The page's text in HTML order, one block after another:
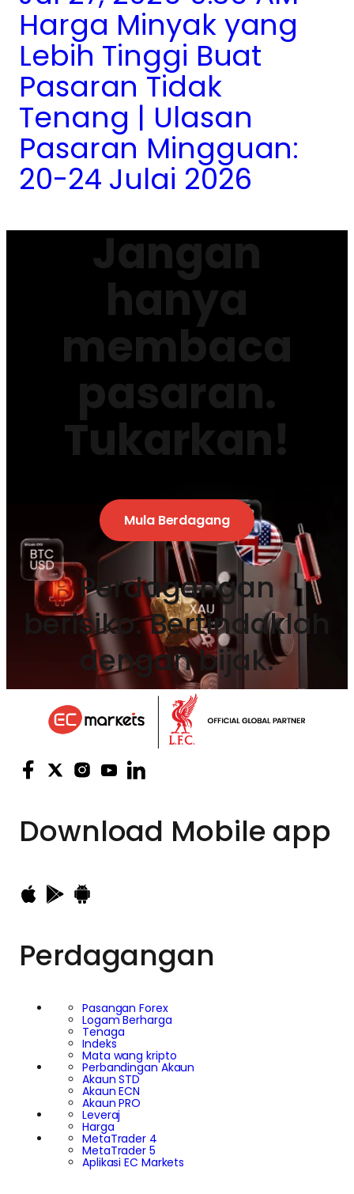
Harga Minyak yang
Lebih Tinggi Buat
Pasaran Tidak
Tenang | Ulasan
Pasaran Mingguan:
20-24 Julai 2026
Jangan
hanya
membaca
pasaran.
Tukarkan!
Mula Berdagang
Perdagangan
berisiko. Bertindaklah
dengan bijak.
Download Mobile app
Perdagangan
Pasangan Forex
Logam Berharga
Tenaga
Indeks
Mata wang kripto
Perbandingan Akaun
Akaun STD
Akaun ECN
Akaun PRO
Leveraj
Harga
MetaTrader 4
MetaTrader 5
Aplikasi EC Markets